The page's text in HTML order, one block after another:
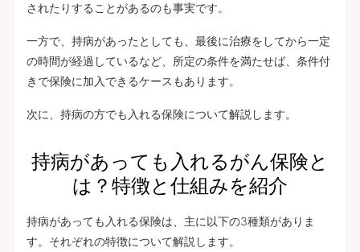
されたりすることがあるのも事実です。
一方で、持病があったとしても、最後に治療をしてから一定
の時間が経過しているなど、所定の条件を満たせば、条件付
きで保険に加入できるケースもあります。
次に、持病の方でも入れる保険について解説します。
持病があっても入れるがん保険と
は？特徴と仕組みを紹介
持病があっても入れる保険は、主に以下の3種類がありま
す。それぞれの特徴について解説します。